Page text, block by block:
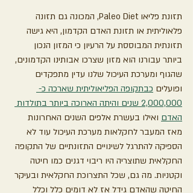
תזונת פליאו Paleo Diet, המכונה גם תזונה
פלאוליתית או תזונת האדם הקדמון, היא גישה
תזונתית המבוססת על הרעיון כי המזון הנכון
ביותר עבורנו הוא מזון שצרכו אבותינו הקדמונים,
שהגוף ומערכת העיכול שלנו עדין מתפקדים
ופועלים כבתקופה הפליאוליתית שארכה כ-
2,000,000 שנים והיתה הארוכה ביותר בתולדות
האדם ואילו בעשרת אלפים השנים האחרונות
מאז המעבר לחקלאות מערכת העיכול עוד לא
הספיקה להתרגל לשינויים התזונתיים של התקופה
החקלאית שתוצריה היו ריבוי דגנים כמו חיטה
וקטניות. מה גם, שכל התצרוכת החקלאית ובעיקר
החיטה שהאדם גידל אז לא דומים כלל וכלל